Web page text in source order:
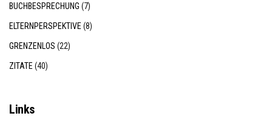
BUCHBESPRECHUNG (7)
ELTERNPERSPEKTIVE (8)
GRENZENLOS (22)
ZITATE (40)
Links